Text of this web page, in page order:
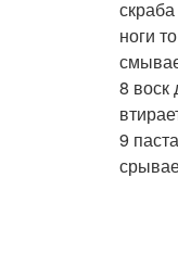
ноги
8 воск
9